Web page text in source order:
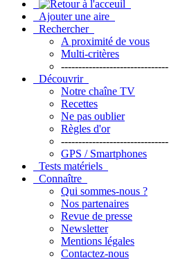
Ajouter une aire
Rechercher
A proximité de vous
Multi-critères
-------------------------------
Découvrir
Notre chaîne TV
Recettes
Ne pas oublier
Règles d'or
-------------------------------
GPS / Smartphones
Tests matériels
Connaître
Qui sommes-nous ?
Nos partenaires
Revue de presse
Newsletter
Mentions légales
Contactez-nous